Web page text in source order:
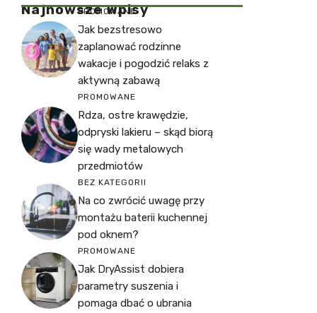
Najnowsze Wpisy
PROMOWANE
Jak bezstresowo
zaplanować rodzinne
wakacje i pogodzić relaks z
aktywną zabawą
PROMOWANE
Rdza, ostre krawędzie,
odpryski lakieru – skąd biorą
się wady metalowych
przedmiotów
BEZ KATEGORII
Na co zwrócić uwagę przy
montażu baterii kuchennej
pod oknem?
PROMOWANE
Jak DryAssist dobiera
parametry suszenia i
pomaga dbać o ubrania